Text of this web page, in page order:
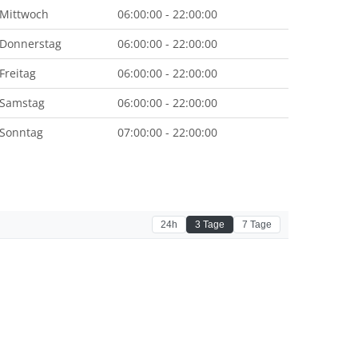
Mittwoch
06:00:00 - 22:00:00
Donnerstag
06:00:00 - 22:00:00
Freitag
06:00:00 - 22:00:00
Samstag
06:00:00 - 22:00:00
Sonntag
07:00:00 - 22:00:00